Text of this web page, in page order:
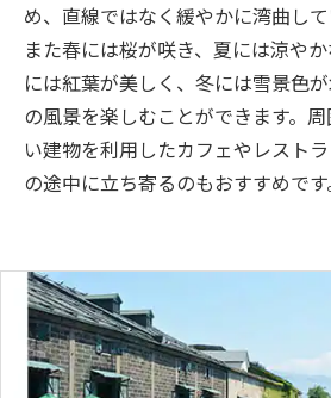
め、直線ではなく緩やかに湾曲して
また春には桜が咲き、夏には涼や
には紅葉が美しく、冬には雪景色
の風景を楽しむことができます。
い建物を利用したカフェやレスト
の途中に立ち寄るのもおすすめです